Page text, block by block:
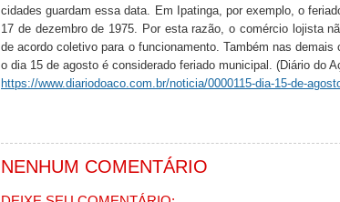
cidades guardam essa data. Em Ipatinga, por exemplo, o
17 de dezembro de 1975. Por esta razão, o comércio lojista
de acordo coletivo para o funcionamento. Também nas
o dia 15 de agosto é considerado feriado municipal. (Diário do
https://www.diariodoaco.com.br/noticia/0000115-dia-15-de-
NENHUM COMENTÁRIO